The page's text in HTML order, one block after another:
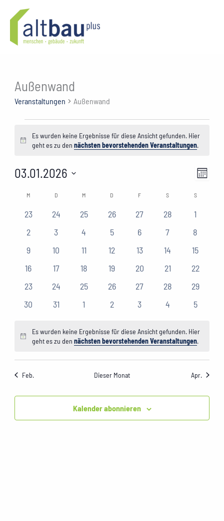
Inhalt
springen
Außenwand
Veranstaltungen Außenwand
Hinweis
Es wurden keine Ergebnisse für diese Ansicht gefunden. Hier
geht es zu den nächsten bevorstehenden Veranstaltungen.
Monat
03.01.2026
wählen.
Kalender
von
M D M MITTWOCHD DONNERSTAG
F S SSONNTAG
0
Veranstaltungen
23
0
Veranstaltungen
24
0
Veranstaltungen
25
0
Veranstaltungen
26
0
Veranstaltungen
27
0
Veranstaltungen
28
01
0
Veranstaltungen
2
0
Veranstaltungen
3
0
Veranstaltungen
4
0
Veranstaltungen
5
0
Veranstaltungen
6
0
Veranstaltungen
7
0
8
0
Veranstaltungen
9
0
Veranstaltungen
10
0
Veranstaltungen
11
0
Veranstaltungen
12
0
Veranstaltungen
13
0
Veranstaltungen
14
0
15
0
Veranstaltungen
16
0
Veranstaltungen
17
0
Veranstaltungen
18
0
Veranstaltungen
19
0
Veranstaltungen
20
0
Veranstaltungen
21
0
22
0
Veranstaltungen
23
0
Veranstaltungen
24
0
Veranstaltungen
25
0
Veranstaltungen
26
0
Veranstaltungen
27
0
Veranstaltungen
28
0
29
0
30
0
31
01
0
2
0
3
0
4
0
5
Hinweis
Es wurden keine Ergebnisse für diese Ansicht gefunden. Hier
geht es zu den nächsten bevorstehenden Veranstaltungen.
Feb. Dieser Monat Apr.
Kalender abonnieren